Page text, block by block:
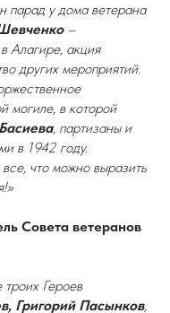
парад у дома ветерана
–
Алагире, акция
других мероприятий.
могиле, в которой
, партизаны и
в 1942 году.
что можно выразить
Совета ветеранов
Героев
Григорий Пасынков,